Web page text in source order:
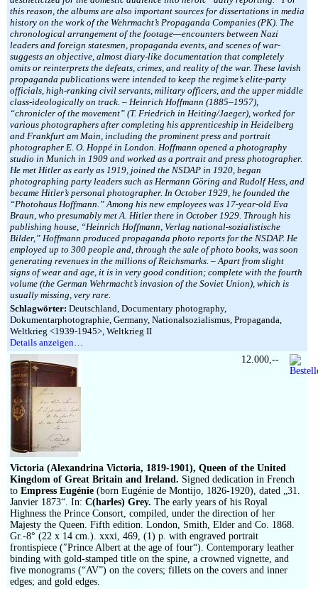
this reason, the albums are also important sources for dissertations in media
history on the work of the Wehrmacht’s Propaganda Companies (PK). The
chronological arrangement of the footage—encounters between Nazi
leaders and foreign statesmen, propaganda events, and scenes of war-
suggests an objective, almost diary-like documentation that completely
omits or reinterprets the defeats, crimes, and reality of the war. These lavish
propaganda publications were intended to keep the regime’s elite-party
officials, high-ranking civil servants, military officers, and the upper middle
class-ideologically on track. – Heinrich Hoffmann (1885–1957),
“chronicler of the movement” (T. Friedrich in Heiting/Jaeger), worked for
various photographers after completing his apprenticeship in Heidelberg
and Frankfurt am Main, including the prominent press and portrait
photographer E. O. Hoppé in London. Hoffmann opened a photography
studio in Munich in 1909 and worked as a portrait and press photographer.
He met Hitler as early as 1919, joined the NSDAP in 1920, began
photographing party leaders such as Hermann Göring and Rudolf Hess, and
became Hitler’s personal photographer. In October 1929, he founded the
“Photohaus Hoffmann.” Among his new employees was 17-year-old Eva
Braun, who presumably met A. Hitler there in October 1929. Through his
publishing house, “Heinrich Hoffmann, Verlag national-sozialistische
Bilder,” Hoffmann produced propaganda photo reports for the NSDAP. He
employed up to 300 people and, through the sale of photo books, was soon
generating revenues in the millions of Reichsmarks. – Apart from slight
signs of wear and age, it is in very good condition; complete with the fourth
volume (the German Wehrmacht’s invasion of the Soviet Union), which is
usually missing, very rare.
Schlagwörter: Deutschland, Documentary photography,
Dokumentarphotographie, Germany, Nationalsozialismus, Propaganda,
Weltkrieg <1939-1945>, Weltkrieg II
Details anzeigen…
Victoria (Alexandrina Victoria, 1819-1901), Queen of the United
Kingdom of Great Britain and Ireland. Signed dedication in French
to Empress Eugénie (born Eugénie de Montijo, 1826-1920), dated „31.
Janvier 1873“. In: C(harles) Grey. The early years of his Royal
Highness the Prince Consort, compiled, under the direction of her
Majesty the Queen. Fifth edition. London, Smith, Elder and Co. 1868.
Gr.-8° (22 x 14 cm.). xxxi, 469, (1) p. with engraved portrait
frontispiece (″Prince Albert at the age of four“). Contemporary leather
binding with gold-stamped title on the spine, a crowned vignette, and
five monograms (“AV”) on the covers; fillets on the covers and inner
edges; and gold edges.
12.000,--